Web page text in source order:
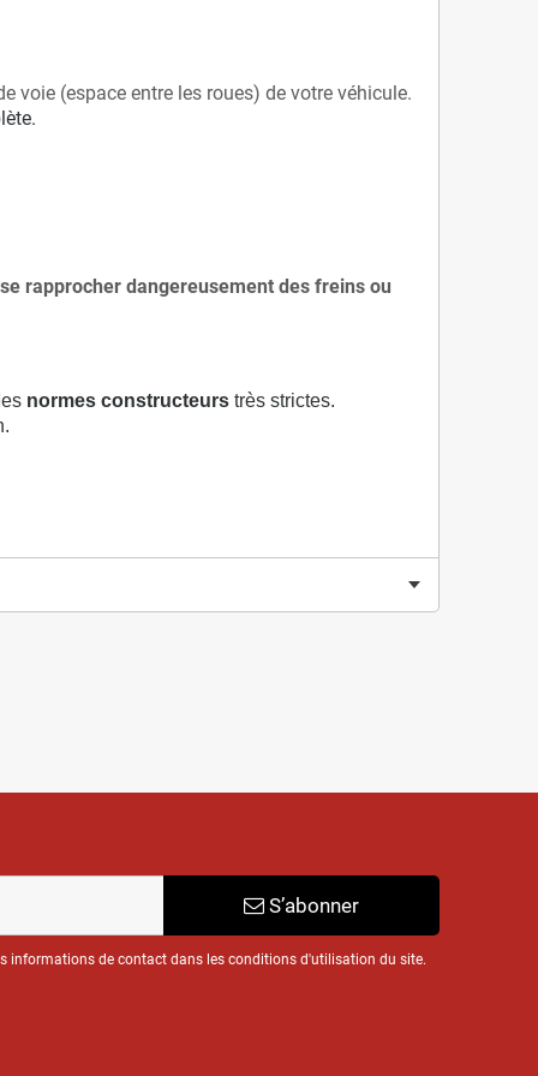
voie (espace entre les roues) de votre véhicule.
rapprocher dangereusement des freins ou
normes constructeurs très strictes.
S’abonner
informations de contact dans les conditions d'utilisation du site.